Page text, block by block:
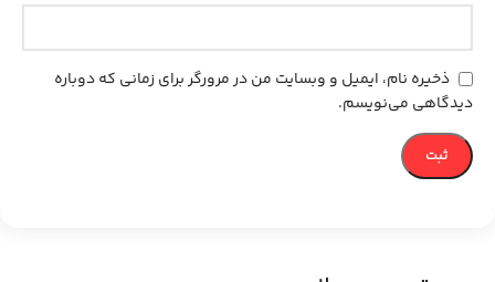
ذخیره نام، ایمیل و وبسایت من در مرورگر برای زمانی که دوباره
دیدگاهی می‌نویسم.